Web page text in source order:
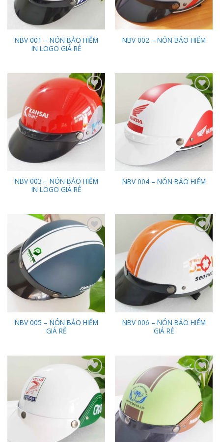
NBV 001 – NÓN BẢO HIỂM
IN LOGO GIÁ RẺ
NBV 002 – NÓN BẢO HIỂM
Add to
Wishlist
NBV 003 – NÓN BẢO HIỂM
IN LOGO GIÁ RẺ
Add to
NBV 004 – NÓN BẢO HIỂM
Add to
Wishlist
NBV 005 – NÓN BẢO HIỂM
GIÁ RẺ
NBV 006 – NÓN BẢO HIỂM
GIÁ RẺ
Add to
Wishlist
Add to
Wishlist